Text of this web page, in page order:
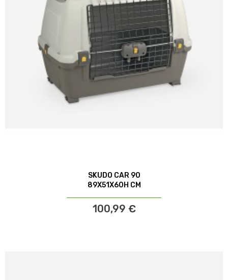
SKUDO CAR 90
89X51X60H CM
100,99 €